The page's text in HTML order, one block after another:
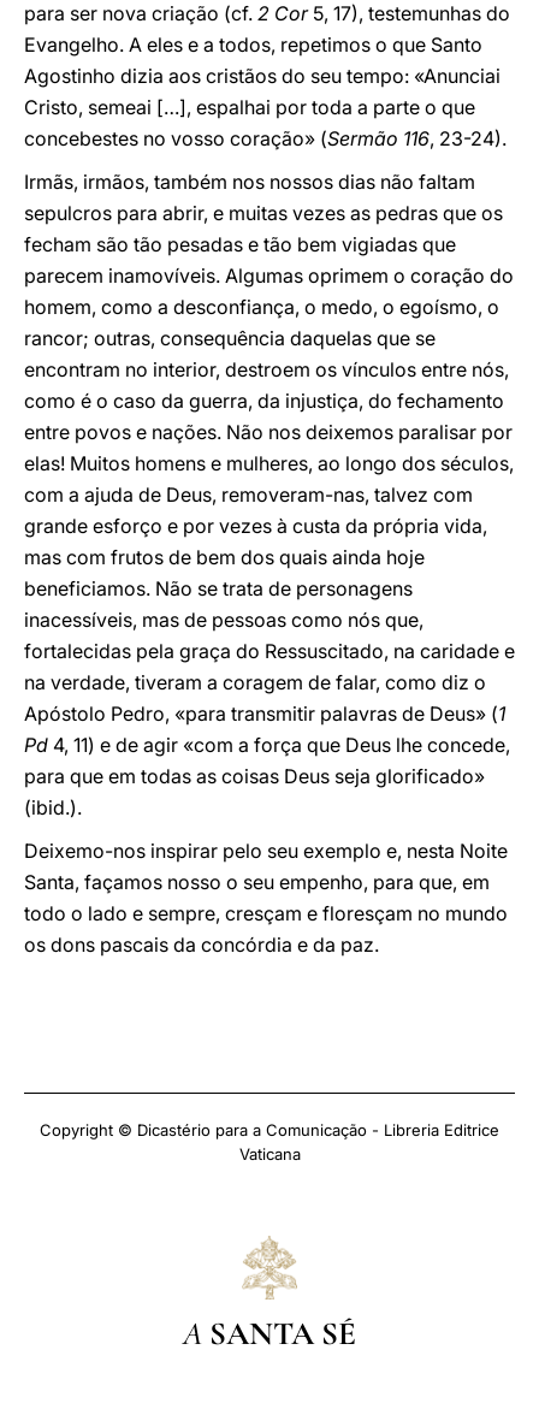
para ser nova criação (cf. 2 Cor5, 17), testemunhas do
Evangelho. A eles e a todos, repetimos o que Santo
Agostinho dizia aos cristãos do seu tempo: «Anunciai
Cristo, semeai […], espalhai por toda a parte o que
concebestes no vosso coração» (Sermão 116, 23-24).
Irmãs, irmãos, também nos nossos dias não faltam
sepulcros para abrir, e muitas vezes as pedras que os
fecham são tão pesadas e tão bem vigiadas que
parecem inamovíveis. Algumas oprimem o coração do
homem, como a desconfiança, o medo, o egoísmo, o
rancor; outras, consequência daquelas que se
encontram no interior, destroem os vínculos entre nós,
como é o caso da guerra, da injustiça, do fechamento
entre povos e nações. Não nos deixemos paralisar por
elas! Muitos homens e mulheres, ao longo dos séculos,
com a ajuda de Deus, removeram-nas, talvez com
grande esforço e por vezes à custa da própria vida,
mas com frutos de bem dos quais ainda hoje
beneficiamos. Não se trata de personagens
inacessíveis, mas de pessoas como nós que,
fortalecidas pela graça do Ressuscitado, na caridade e
na verdade, tiveram a coragem de falar, como diz o
Apóstolo Pedro, «para transmitir palavras de Deus» (1
Pd 4, 11) e de agir «com a força que Deus lhe concede,
para que em todas as coisas Deus seja glorificado»
(ibid.).
Deixemo-nos inspirar pelo seu exemplo e, nesta Noite
Santa, façamos nosso o seu empenho, para que, em
todo o lado e sempre, cresçam e floresçam no mundo
os dons pascais da concórdia e da paz.
Copyright © Dicastério para a Comunicação - Libreria Editrice
Vaticana
A SANTA SÉ